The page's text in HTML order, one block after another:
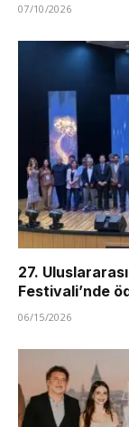
07/10/2026
27.
Festivali’nde
06/15/2026